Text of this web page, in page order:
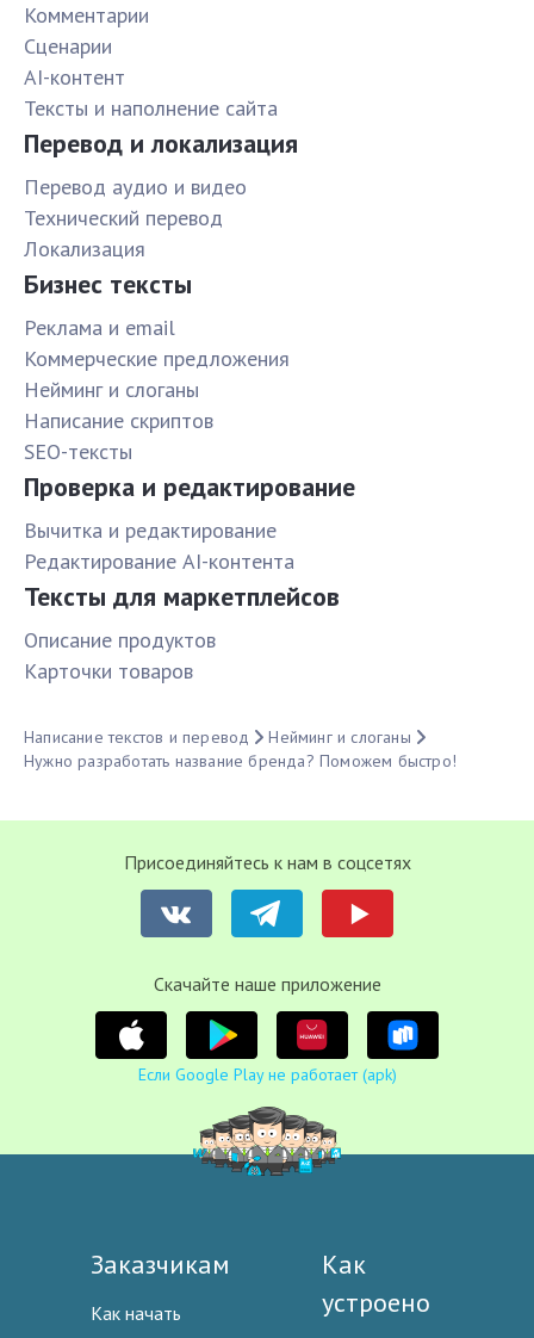
Комментарии
Сценарии
AI-контент
Тексты и наполнение сайта
Перевод и локализация
Перевод аудио и видео
Технический перевод
Локализация
Бизнес тексты
Реклама и email
Коммерческие предложения
Нейминг и слоганы
Написание скриптов
SEO-тексты
Проверка и редактирование
Вычитка и редактирование
Редактирование AI-контента
Тексты для маркетплейсов
Описание продуктов
Карточки товаров
Написание текстов и перевод
Нейминг и слоганы
Нужно разработать название бренда? Поможем быстро!
Присоединяйтесь к нам в соцсетях
Cкачайте наше приложение
Если Google Play не работает (apk)
Заказчикам
Как начать
Как
устроено